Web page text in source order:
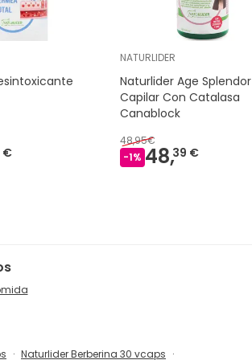
€
NATURLIDER
Naturlider Age Splendor
Capilar Con Catalasa
Canablock
48,95€
-1% 48,39 €
Naturlider Berberina 30 vcaps